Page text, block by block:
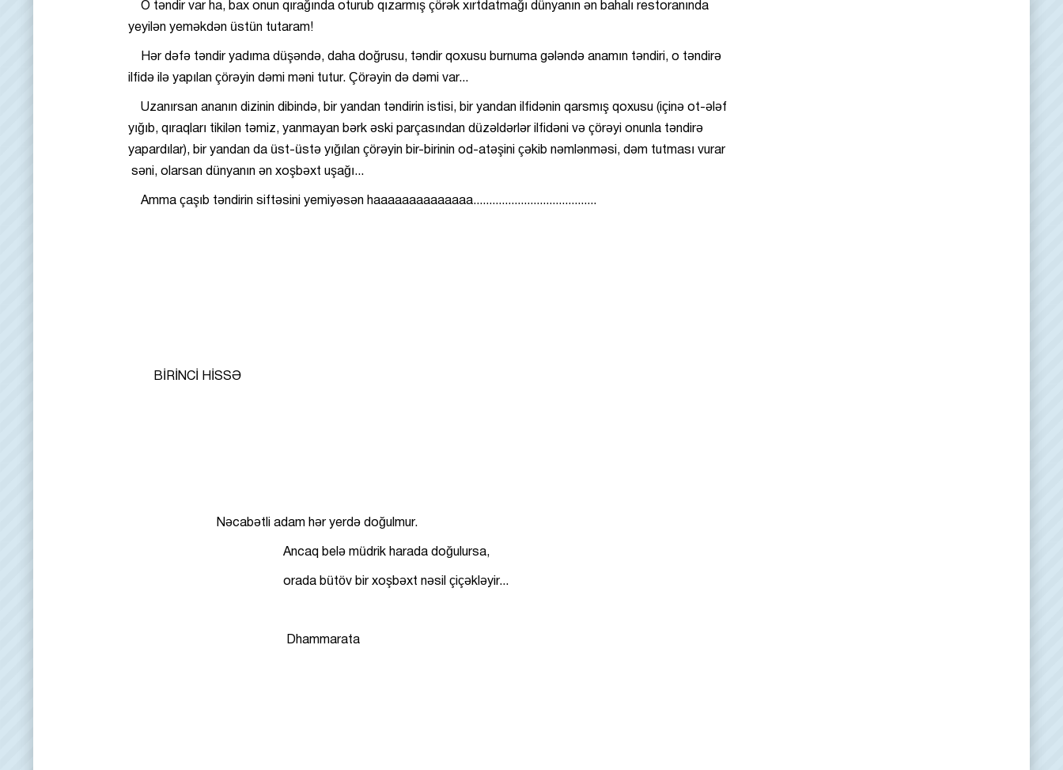
O təndir var ha, bax onun qırağında oturub qızarmış çörək xırtdatmağı dünyanın ən bahalı restoranında
yeyilən yeməkdən üstün tutaram!
Hər dəfə təndir yadıma düşəndə, daha doğrusu, təndir qoxusu burnuma gələndə anamın təndiri, o təndirə
ilfidə ilə yapılan çörəyin dəmi məni tutur. Çörəyin də dəmi var...
Uzanırsan ananın dizinin dibində, bir yandan təndirin istisi, bir yandan ilfidənin qarsmış qoxusu (içinə ot-ələf
yığıb, qıraqları tikilən təmiz, yanmayan bərk əski parçasından düzəldərlər ilfidəni və çörəyi onunla təndirə
yapardılar), bir yandan da üst-üstə yığılan çörəyin bir-birinin od-atəşini çəkib nəmlənməsi, dəm tutması vurar
səni, olarsan dünyanın ən xoşbəxt uşağı...
Amma çaşıb təndirin siftəsini yemiyəsən haaaaaaaaaaaaaa.......................................
BİRİNCİ HİSSƏ
Nəcabətli adam hər yerdə doğulmur.
Ancaq belə müdrik harada doğulursa,
orada bütöv bir xoşbəxt nəsil çiçəkləyir...
Dhammarata